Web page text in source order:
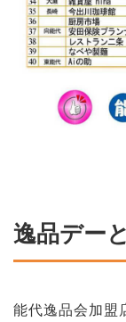
逸品デー
能代逸品会加盟